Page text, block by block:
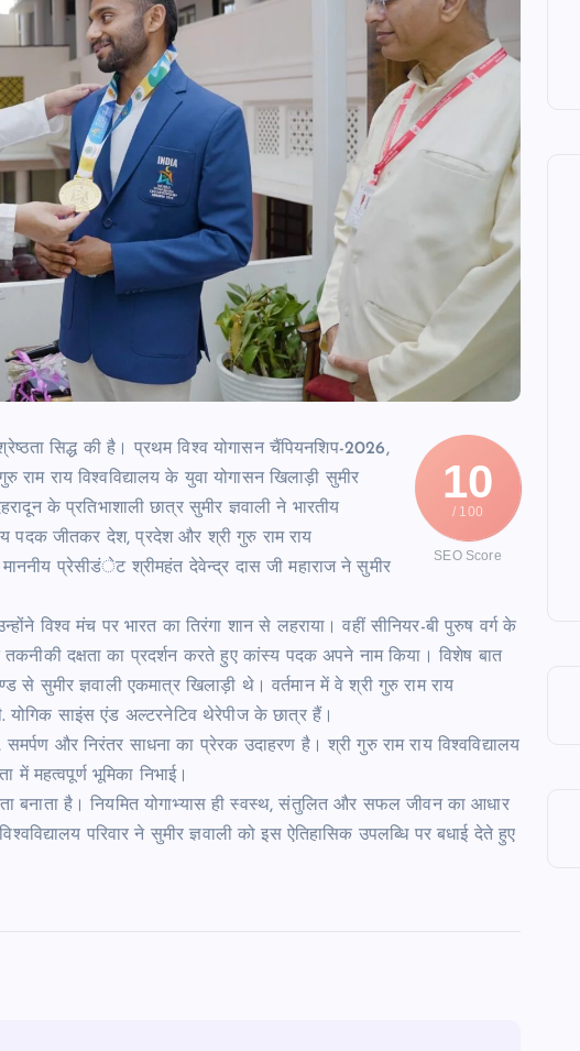
10
/ 100
SEO Score
सिद्ध की है। प्रथम विश्व योगासन चैंपियनशिप-2026,
राय विश्वविद्यालय के युवा योगासन खिलाड़ी सुमीर
के प्रतिभाशाली छात्र सुमीर ज्ञवाली ने भारतीय
पदक जीतकर देश, प्रदेश और श्री गुरु राम राय
माननीय प्रेसीडंेट श्रीमहंत देवेन्द्र दास जी महाराज ने सुमीर
विश्व मंच पर भारत का तिरंगा शान से लहराया। वहीं सीनियर-बी पुरुष वर्ग के
दक्षता का प्रदर्शन करते हुए कांस्य पदक अपने नाम किया। विशेष बात
से सुमीर ज्ञवाली एकमात्र खिलाड़ी थे। वर्तमान में वे श्री गुरु राम राय
योगिक साइंस एंड अल्टरनेटिव थेरेपीज के छात्र हैं।
और निरंतर साधना का प्रेरक उदाहरण है। श्री गुरु राम राय विश्वविद्यालय
में महत्वपूर्ण भूमिका निभाई।
बनाता है। नियमित योगाभ्यास ही स्वस्थ, संतुलित और सफल जीवन का आधार
परिवार ने सुमीर ज्ञवाली को इस ऐतिहासिक उपलब्धि पर बधाई देते हुए